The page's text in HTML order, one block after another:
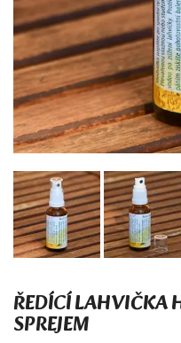
ŘEDÍCÍ LAHVIČKA
SPREJEM